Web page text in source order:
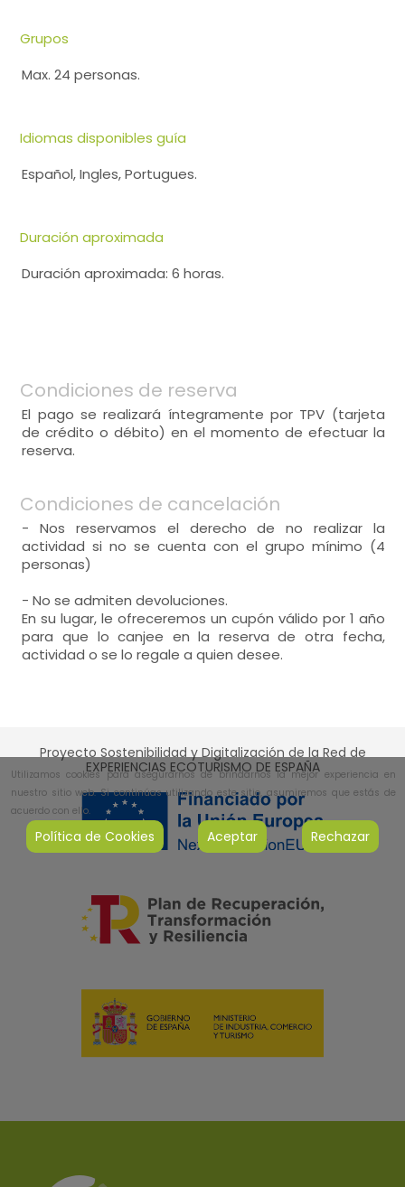
Grupos
Max. 24 personas.
Idiomas disponibles guía
Español, Ingles, Portugues.
Duración aproximada
Duración aproximada: 6 horas.
Condiciones de reserva
El pago se realizará íntegramente por TPV (tarjeta
de crédito o débito) en el momento de efectuar la
reserva.
Condiciones de cancelación
- Nos reservamos el derecho de no realizar la
actividad si no se cuenta con el grupo mínimo (4
personas)
- No se admiten devoluciones.
En su lugar, le ofreceremos un cupón válido por 1 año
para que lo canjee en la reserva de otra fecha,
actividad o se lo regale a quien desee.
Proyecto Sostenibilidad y Digitalización de la Red de
EXPERIENCIAS ECOTURISMO DE ESPAÑA
Utilizamos cookies para asegurarnos de brindarnos la mejor experiencia en
nuestro sitio web. Si continúas utilizando este sitio, asumiremos que estás de
acuerdo con ello.
Política de Cookies Aceptar Rechazar